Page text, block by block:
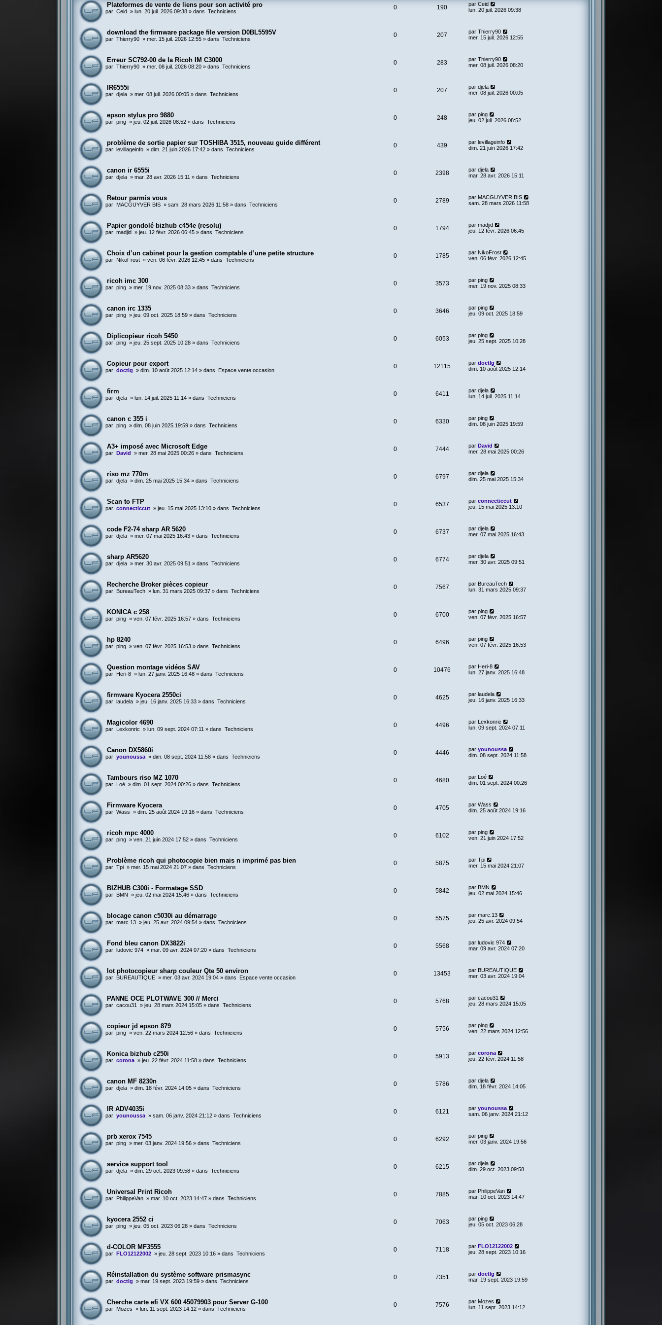
Plateformes de vente de liens pour son activité pro
par Ceid »lun. 20 juil. 2026 09:38 » dans Techniciens
0 190 par Ceid
lun. 20 juil. 2026 09:38
download the firmware package file version D0BL5595V
par Thierry90 »mer. 15 juil. 2026 12:55 » dans Techniciens
0 207 par Thierry90
mer. 15 juil. 2026 12:55
Erreur SC792-00 de la Ricoh IM C3000
par Thierry90 »mer. 08 juil. 2026 08:20 » dans Techniciens
0 283 par Thierry90
mer. 08 juil. 2026 08:20
IR6555i
par djela »mer. 08 juil. 2026 00:05 » dans Techniciens
0 207 par djela
mer. 08 juil. 2026 00:05
epson stylus pro 9880
par ping »jeu. 02 juil. 2026 08:52 » dans Techniciens
0 248 par ping
jeu. 02 juil. 2026 08:52
problème de sortie papier sur TOSHIBA 3515, nouveau guide différent
par levillageinfo »dim. 21 juin 2026 17:42 » dans Techniciens
0 439 par levillageinfo
dim. 21 juin 2026 17:42
canon ir 6555i
par djela »mar. 28 avr. 2026 15:11 » dans Techniciens
0 2398 par djela
mar. 28 avr. 2026 15:11
Retour parmis vous
par MACGUYVER BIS »sam. 28 mars 2026 11:58 » dans Techniciens
0 2789 par MACGUYVER BIS
sam. 28 mars 2026 11:58
Papier gondolé bizhub c454e (resolu)
par madjid »jeu. 12 févr. 2026 06:45 » dans Techniciens
0 1794 par madjid
jeu. 12 févr. 2026 06:45
Choix d’un cabinet pour la gestion comptable d’une petite structure
par NikoFrost »ven. 06 févr. 2026 12:45 » dans Techniciens
0 1785 par NikoFrost
ven. 06 févr. 2026 12:45
ricoh imc 300
par ping »mer. 19 nov. 2025 08:33 » dans Techniciens
0 3573 par ping
mer. 19 nov. 2025 08:33
canon irc 1335
par ping »jeu. 09 oct. 2025 18:59 » dans Techniciens
0 3646 par ping
jeu. 09 oct. 2025 18:59
Diplicopieur ricoh 5450
par ping »jeu. 25 sept. 2025 10:28 » dans Techniciens
0 6053 par ping
jeu. 25 sept. 2025 10:28
Copieur pour export
par doctlg »dim. 10 août 2025 12:14 » dans Espace vente occasion
0 12115 par doctlg
dim. 10 août 2025 12:14
firm
par djela »lun. 14 juil. 2025 11:14 » dans Techniciens
0 6411 par djela
lun. 14 juil. 2025 11:14
canon c 355 i
par ping »dim. 08 juin 2025 19:59 » dans Techniciens
0 6330 par ping
dim. 08 juin 2025 19:59
A3+ imposé avec Microsoft Edge
par David »mer. 28 mai 2025 00:26 » dans Techniciens
0 7444 par David
mer. 28 mai 2025 00:26
riso mz 770m
par djela »dim. 25 mai 2025 15:34 » dans Techniciens
0 6797 par djela
dim. 25 mai 2025 15:34
Scan to FTP
par connecticcut »jeu. 15 mai 2025 13:10 » dans Techniciens
0 6537 par connecticcut
jeu. 15 mai 2025 13:10
code F2-74 sharp AR 5620
par djela »mer. 07 mai 2025 16:43 » dans Techniciens
0 6737 par djela
mer. 07 mai 2025 16:43
sharp AR5620
par djela »mer. 30 avr. 2025 09:51 » dans Techniciens
0 6774 par djela
mer. 30 avr. 2025 09:51
Recherche Broker pièces copieur
par BureauTech »lun. 31 mars 2025 09:37 » dans Techniciens
0 7567 par BureauTech
lun. 31 mars 2025 09:37
KONICA c 258
par ping »ven. 07 févr. 2025 16:57 » dans Techniciens
0 6700 par ping
ven. 07 févr. 2025 16:57
hp 8240
par ping »ven. 07 févr. 2025 16:53 » dans Techniciens
0 6496 par ping
ven. 07 févr. 2025 16:53
Question montage vidéos SAV
par Heri-8 »lun. 27 janv. 2025 16:48 » dans Techniciens
0 10476 par Heri-8
lun. 27 janv. 2025 16:48
firmware Kyocera 2550ci
par laudela »jeu. 16 janv. 2025 16:33 » dans Techniciens
0 4625 par laudela
jeu. 16 janv. 2025 16:33
Magicolor 4690
par Lexkonric »lun. 09 sept. 2024 07:11 » dans Techniciens
0 4496 par Lexkonric
lun. 09 sept. 2024 07:11
Canon DX5860i
par younoussa »dim. 08 sept. 2024 11:58 » dans Techniciens
0 4446 par younoussa
dim. 08 sept. 2024 11:58
Tambours riso MZ 1070
par Loé »dim. 01 sept. 2024 00:26 » dans Techniciens
0 4680 par Loé
dim. 01 sept. 2024 00:26
Firmware Kyocera
par Wass »dim. 25 août 2024 19:16 » dans Techniciens
0 4705 par Wass
dim. 25 août 2024 19:16
ricoh mpc 4000
par ping »ven. 21 juin 2024 17:52 » dans Techniciens
0 6102 par ping
ven. 21 juin 2024 17:52
Problème ricoh qui photocopie bien mais n imprimé pas bien
par Tpi »mer. 15 mai 2024 21:07 » dans Techniciens
0 5875 par Tpi
mer. 15 mai 2024 21:07
BIZHUB C300i - Formatage SSD
par BMN »jeu. 02 mai 2024 15:46 » dans Techniciens
0 5842 par BMN
jeu. 02 mai 2024 15:46
blocage canon c5030i au démarrage
par marc.13 »jeu. 25 avr. 2024 09:54 » dans Techniciens
0 5575 par marc.13
jeu. 25 avr. 2024 09:54
Fond bleu canon DX3822i
par ludovic 974 »mar. 09 avr. 2024 07:20 » dans Techniciens
0 5568 par ludovic 974
mar. 09 avr. 2024 07:20
lot photocopieur sharp couleur Qte 50 environ
par BUREAUTIQUE »mer. 03 avr. 2024 19:04 » dans Espace vente occasion
0 13453 par BUREAUTIQUE
mer. 03 avr. 2024 19:04
PANNE OCE PLOTWAVE 300 // Merci
par cacou31 »jeu. 28 mars 2024 15:05 » dans Techniciens
0 5768 par cacou31
jeu. 28 mars 2024 15:05
copieur jd epson 879
par ping »ven. 22 mars 2024 12:56 » dans Techniciens
0 5756 par ping
ven. 22 mars 2024 12:56
Konica bizhub c250i
par corona »jeu. 22 févr. 2024 11:58 » dans Techniciens
0 5913 par corona
jeu. 22 févr. 2024 11:58
canon MF 8230n
par djela »dim. 18 févr. 2024 14:05 » dans Techniciens
0 5786 par djela
dim. 18 févr. 2024 14:05
IR ADV4035i
par younoussa »sam. 06 janv. 2024 21:12 » dans Techniciens
0 6121 par younoussa
sam. 06 janv. 2024 21:12
prb xerox 7545
par ping »mer. 03 janv. 2024 19:56 » dans Techniciens
0 6292 par ping
mer. 03 janv. 2024 19:56
service support tool
par djela »dim. 29 oct. 2023 09:58 » dans Techniciens
0 6215 par djela
dim. 29 oct. 2023 09:58
Universal Print Ricoh
par PhilippeVan »mar. 10 oct. 2023 14:47 » dans Techniciens
0 7885 par PhilippeVan
mar. 10 oct. 2023 14:47
kyocera 2552 ci
par ping »jeu. 05 oct. 2023 06:28 » dans Techniciens
0 7063 par ping
jeu. 05 oct. 2023 06:28
d-COLOR MF3555
par FLO12122002 »jeu. 28 sept. 2023 10:16 » dans Techniciens
0 7118 par FLO12122002
jeu. 28 sept. 2023 10:16
Réinstallation du système software prismasync
par doctlg »mar. 19 sept. 2023 19:59 » dans Techniciens
0 7351 par doctlg
mar. 19 sept. 2023 19:59
Cherche carte efi VX 600 45079903 pour Server G-100
par Mozes »lun. 11 sept. 2023 14:12 » dans Techniciens
0 7576 par Mozes
lun. 11 sept. 2023 14:12